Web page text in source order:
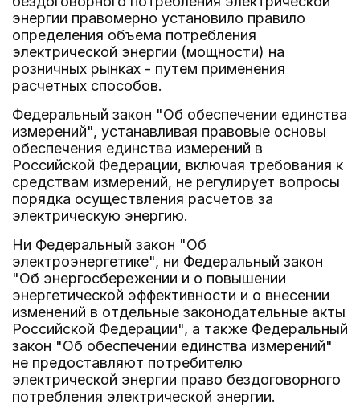
энергии правомерно установило правило
определения объема потребления
электрической энергии (мощности) на
розничных рынках - путем применения
расчетных способов.
Федеральный закон "Об обеспечении единства
измерений", устанавливая правовые основы
обеспечения единства измерений в
Российской Федерации, включая требования к
средствам измерений, не регулирует вопросы
порядка осуществления расчетов за
электрическую энергию.
Ни Федеральный закон "Об
электроэнергетике", ни Федеральный закон
"Об энергосбережении и о повышении
энергетической эффективности и о внесении
изменений в отдельные законодательные акты
Российской Федерации", а также Федеральный
закон "Об обеспечении единства измерений"
не предоставляют потребителю
электрической энергии право бездоговорного
потребления электрической энергии.